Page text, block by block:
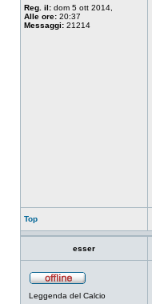
Reg. il: dom 5 ott 2014,
Alle ore: 20:37
Messaggi: 21214
Top
esser
Leggenda del Calcio